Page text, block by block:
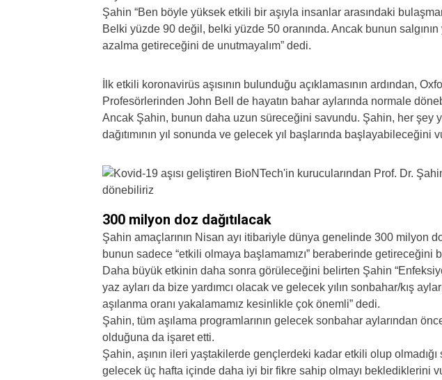
Şahin “Ben böyle yüksek etkili bir aşıyla insanlar arasındaki
Belki yüzde 90 değil, belki yüzde 50 oranında. Ancak bunun salgının
azalma getireceğini de unutmayalım” dedi.
İlk etkili koronavirüs aşısının bulunduğu açıklamasının ardından,
Profesörlerinden John Bell de hayatın bahar aylarında normale
Ancak Şahin, bunun daha uzun süreceğini savundu. Şahin, her şey
dağıtımının yıl sonunda ve gelecek yıl başlarında başlayabileceğini
300 milyon doz dağıtılacak
Şahin amaçlarının Nisan ayı itibariyle dünya genelinde 300 milyon
bunun sadece “etkili olmaya başlamamızı” beraberinde getireceğini
Daha büyük etkinin daha sonra görüleceğini belirten Şahin
yaz ayları da bize yardımcı olacak ve gelecek yılın sonbahar/kış
aşılanma oranı yakalamamız kesinlikle çok önemli” dedi.
Şahin, tüm aşılama programlarının gelecek sonbahar aylarından
olduğuna da işaret etti.
Şahin, aşının ileri yaştakilerde gençlerdeki kadar etkili olup
gelecek üç hafta içinde daha iyi bir fikre sahip olmayı beklediklerini